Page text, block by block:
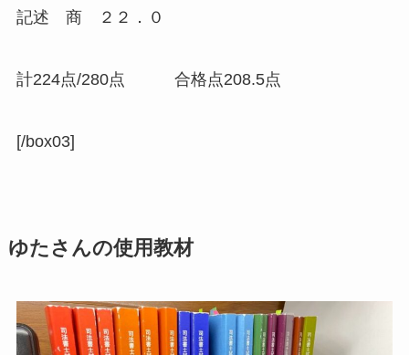
記述 商 ２２．０
計224点/280点 合格点208.5点
[/box03]
ゆたさんの使用教材